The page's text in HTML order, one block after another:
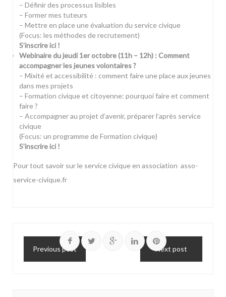
– Définir des processus lisibles
– Former mes tuteurs
– Mettre en place une évaluation du service civique
(Focus: les méthodes de recrutement)
S’inscrire ici !
Webinaire du jeudi 1er octobre (11h – 12h) : Comment
accompagner les jeunes volontaires ?
– Mixité et accessibilité : comment faire une place aux jeunes
dans mes projets
– Formation civique et citoyenne: pourquoi faire et comment
faire ?
– Accompagner au projet d’avenir, préparer l’après service
civique
(Focus: un programme de Formation civique)
S’inscrire ici !
Pour tout savoir sur le service civique en association asso-
service-civique.fr
Previous post Next post